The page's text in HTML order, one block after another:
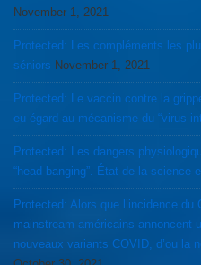
November 1, 2021
Protected: Les compléments les
séniors November 1, 2021
Protected: Le vaccin contre la
eu égard au mécanisme du “virus
Protected: Les dangers
“head-banging”. État de la science
Protected: Alors que l’incidence
mainstream américains annoncent
nouveaux variants COVID, d’ou la